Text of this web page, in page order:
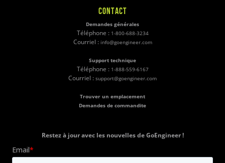
CONTACT
Demandes générales
Téléphone : 1-800-688-3234
Courriel : info@goengineer.com
Support technique
Téléphone : 1-888-559-6167
Courriel : support@goengineer.com
Trouver un emplacement
Demandes de commandite
Restez à jour avec les nouvelles de GoEngineer !